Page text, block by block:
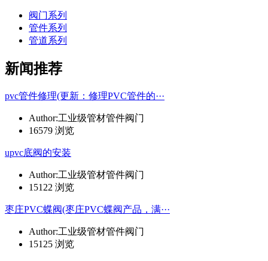
阀门系列
管件系列
管道系列
新闻推荐
pvc管件修理(更新：修理PVC管件的···
Author:工业级管材管件阀门
16579 浏览
upvc底阀的安装
Author:工业级管材管件阀门
15122 浏览
枣庄PVC蝶阀(枣庄PVC蝶阀产品，满···
Author:工业级管材管件阀门
15125 浏览